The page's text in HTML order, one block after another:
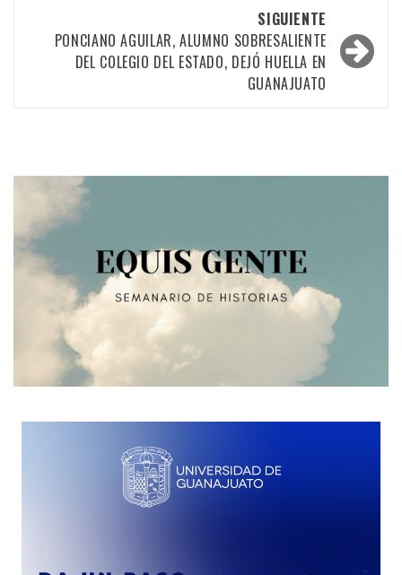
entradas
SIGUIENTE
PONCIANO AGUILAR, ALUMNO SOBRESALIENTE
DEL COLEGIO DEL ESTADO, DEJÓ HUELLA EN
GUANAJUATO